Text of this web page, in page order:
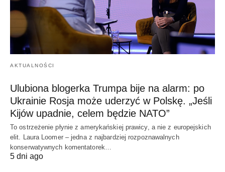
AKTUALNOŚCI
Ulubiona blogerka Trumpa bije na alarm: po
Ukrainie Rosja może uderzyć w Polskę. „Jeśli
Kijów upadnie, celem będzie NATO”
To ostrzeżenie płynie z amerykańskiej prawicy, a nie z europejskich
elit. Laura Loomer – jedna z najbardziej rozpoznawalnych
konserwatywnych komentatorek…
5 dni ago